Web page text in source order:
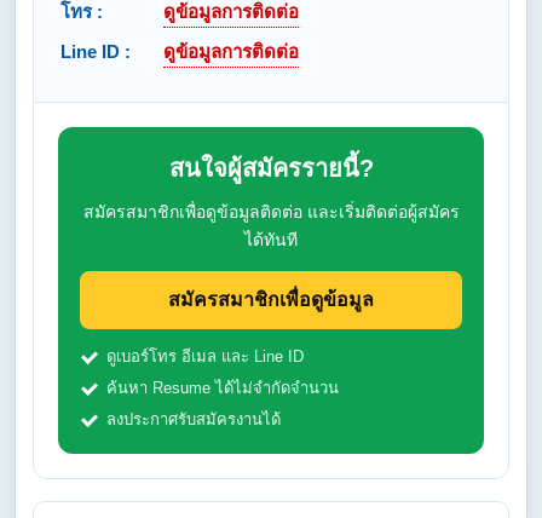
โทร :
ดูข้อมูลการติดต่อ
Line ID :
ดูข้อมูลการติดต่อ
สนใจผู้สมัครรายนี้?
สมัครสมาชิกเพื่อดูข้อมูลติดต่อ และเริ่มติดต่อผู้สมัคร
ได้ทันที
สมัครสมาชิกเพื่อดูข้อมูล
ดูเบอร์โทร อีเมล และ Line ID
ค้นหา Resume ได้ไม่จำกัดจำนวน
ลงประกาศรับสมัครงานได้